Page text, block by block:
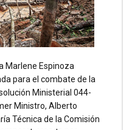
Marlene Espinoza
para el combate de la
Ministerial 044-
Ministro, Alberto
Técnica de la Comisión